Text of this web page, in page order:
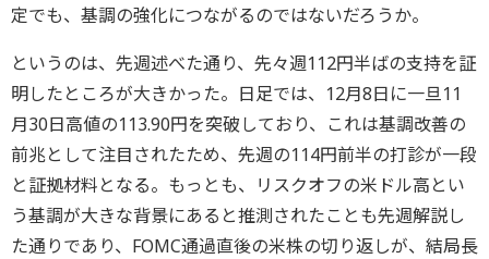
定でも、基調の強化につながるのではないだろうか。
というのは、先週述べた通り、先々週112円半ばの支持を証
明したところが大きかった。日足では、12月8日に一旦11
月30日高値の113.90円を突破しており、これは基調改善の
前兆として注目されたため、先週の114円前半の打診が一段
と証拠材料となる。もっとも、リスクオフの米ドル高とい
う基調が大きな背景にあると推測されたことも先週解説し
た通りであり、FOMC通過直後の米株の切り返しが、結局長